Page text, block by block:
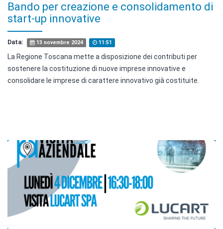
Bando per creazione e consolidamento di
start-up innovative
Data: 13 novembre 2024 11:51
La Regione Toscana mette a disposizione dei contributi per
sostenere la costituzione di nuove imprese innovative e
consolidare le imprese di carattere innovativo già costituite.